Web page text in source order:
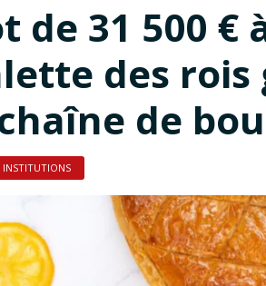
de 31 500 €
des rois
de
INSTITUTIONS